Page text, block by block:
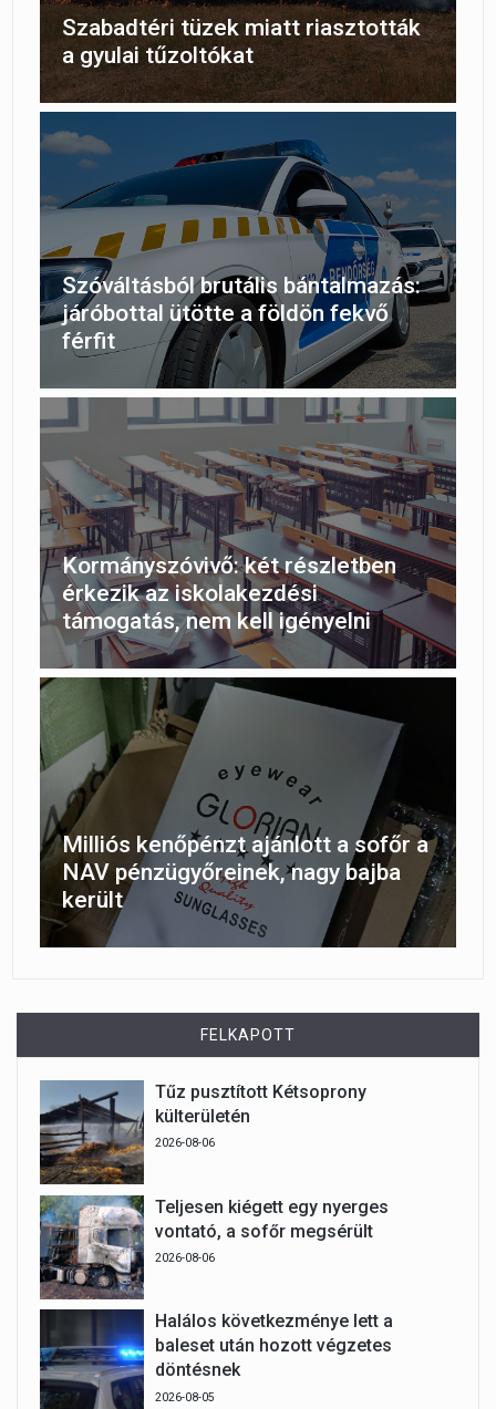
Szabadtéri tüzek miatt riasztották
a gyulai tűzoltókat
Szóváltásból brutális bántalmazás:
járóbottal ütötte a földön fekvő
férfit
Kormányszóvivő: két részletben
érkezik az iskolakezdési
támogatás, nem kell igényelni
Milliós kenőpénzt ajánlott a sofőr a
NAV pénzügyőreinek, nagy bajba
került
FELKAPOTT
Tűz pusztított Kétsoprony
külterületén
2026-08-06
Teljesen kiégett egy nyerges
vontató, a sofőr megsérült
2026-08-06
Halálos következménye lett a
baleset után hozott végzetes
döntésnek
2026-08-05